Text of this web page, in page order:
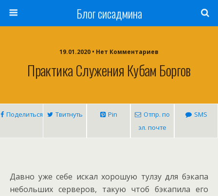
Блог сисадмина
19.01.2020 • Нет Комментариев
Практика Служения Кубам Боргов
Поделиться Твитнуть Pin
Отпр. по
эл. почте
SMS
Давно уже себе искал хорошую тулзу для бэкапа
небольших серверов, такую чтоб бэкапила его